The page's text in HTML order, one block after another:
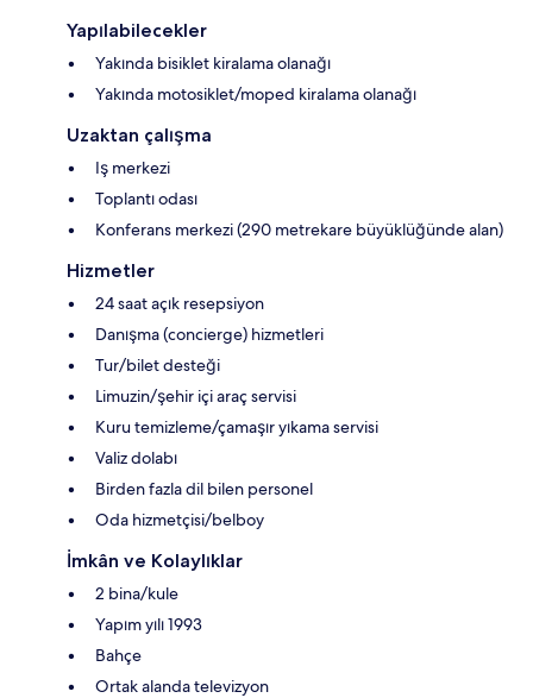
Yapılabilecekler
Yakında bisiklet kiralama olanağı
Yakında motosiklet/moped kiralama olanağı
Uzaktan çalışma
Iş merkezi
Toplantı odası
Konferans merkezi (290 metrekare büyüklüğünde alan)
Hizmetler
24 saat açık resepsiyon
Danışma (concierge) hizmetleri
Tur/bilet desteği
Limuzin/şehir içi araç servisi
Kuru temizleme/çamaşır yıkama servisi
Valiz dolabı
Birden fazla dil bilen personel
Oda hizmetçisi/belboy
İmkân ve Kolaylıklar
2 bina/kule
Yapım yılı 1993
Bahçe
Ortak alanda televizyon